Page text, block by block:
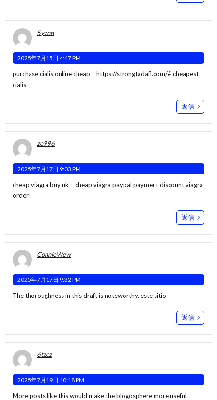
5yznn
2025年7月15日 4:47 PM
purchase cialis online cheap –https://strongtadafl.com/# cheapest
cialis
返信
ze996
2025年7月17日 9:03 PM
cheap viagra buy uk –cheap viagra paypal paymentdiscount viagra
order
返信
ConnieWew
2025年7月17日 9:32 PM
The thoroughness in this draft is noteworthy. este sitio
返信
6tzcz
2025年7月19日 10:18 PM
More posts like this would make the blogosphere more useful.